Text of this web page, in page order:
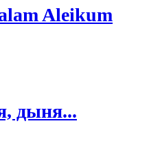
Aleikum
дыня...